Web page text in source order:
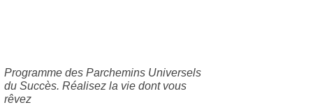
Programme des Parchemins Universels
du Succès. Réalisez la vie dont vous
rêvez